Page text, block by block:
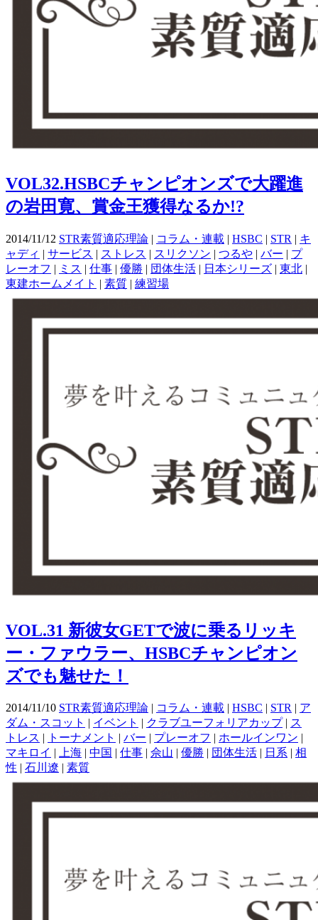
VOL32.HSBCチャンピオンズで大躍進
の岩田寛、賞金王獲得なるか!?
2014/11/12 STR素質適応理論 | コラム・連載 | HSBC | STR | キ
ャディ | サービス | ストレス | スリクソン | つるや | バー | プ
レーオフ | ミス | 仕事 | 優勝 | 団体生活 | 日本シリーズ | 東北 |
東建ホームメイト | 素質 | 練習場
VOL.31 新彼女GETで波に乗るリッキ
ー・ファウラー、HSBCチャンピオン
ズでも魅せた！
2014/11/10 STR素質適応理論 | コラム・連載 | HSBC | STR | ア
ダム・スコット | イベント | クラブユーフォリアカップ| ス
トレス | トーナメント | バー | プレーオフ | ホールインワン |
マキロイ | 上海 | 中国 | 仕事 | 佘山 | 優勝 | 団体生活 | 日系 | 相
性 | 石川遼 | 素質